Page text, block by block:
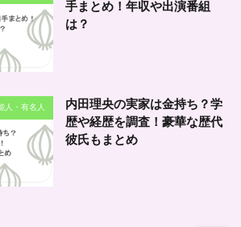
手まとめ！年収や出演番組
は？
人・有名人
内田理央の実家は金持ち？学
歴や経歴を調査！豪華な歴代
彼氏もまとめ